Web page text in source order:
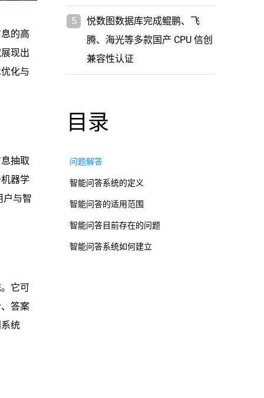
的高
现出
化与
抽取
器学
户与智
它可
答案
统
5
悦数图数据库完成鲲鹏、飞
腾、海光等多款国产 CPU 信创
兼容性认证
目录
问题解答
智能问答系统的定义
智能问答的适用范围
智能问答目前存在的问题
智能问答系统如何建立